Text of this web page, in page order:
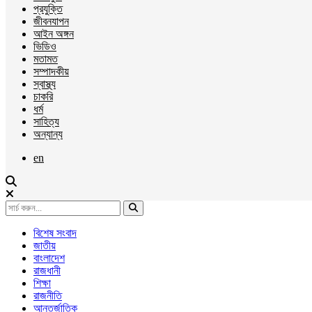
প্রযুক্তি
জীবনযাপন
আইন অঙ্গন
ভিডিও
মতামত
সম্পাদকীয়
স্বাস্থ্য
চাকরি
ধর্ম
সাহিত্য
অন্যান্য
en
বিশেষ সংবাদ
জাতীয়
বাংলাদেশ
রাজধানী
শিক্ষা
রাজনীতি
আন্তর্জাতিক